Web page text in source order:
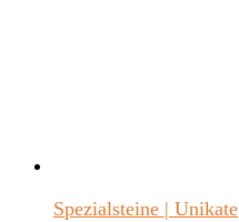
Spezialsteine | Unikate